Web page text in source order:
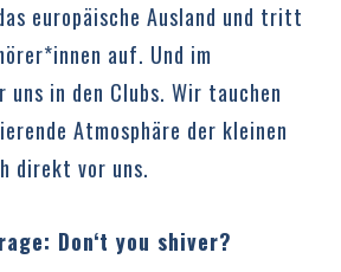
europäische Ausland und tritt
auf. Und im
in den Clubs. Wir tauchen
Atmosphäre der kleinen
direkt vor uns.
Don‘t you shiver?